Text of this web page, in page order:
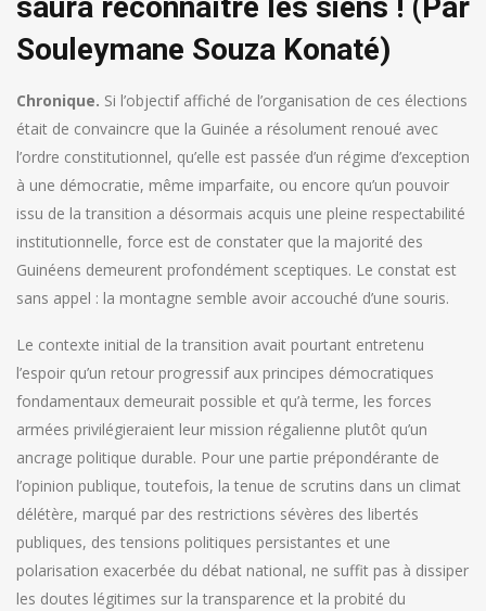
saura reconnaître les siens ! (Par
Souleymane Souza Konaté)
Chronique. Si l’objectif affiché de l’organisation de ces élections
était de convaincre que la Guinée a résolument renoué avec
l’ordre constitutionnel, qu’elle est passée d’un régime d’exception
à une démocratie, même imparfaite, ou encore qu’un pouvoir
issu de la transition a désormais acquis une pleine respectabilité
institutionnelle, force est de constater que la majorité des
Guinéens demeurent profondément sceptiques. Le constat est
sans appel : la montagne semble avoir accouché d’une souris.
Le contexte initial de la transition avait pourtant entretenu
l’espoir qu’un retour progressif aux principes démocratiques
fondamentaux demeurait possible et qu’à terme, les forces
armées privilégieraient leur mission régalienne plutôt qu’un
ancrage politique durable. Pour une partie prépondérante de
l’opinion publique, toutefois, la tenue de scrutins dans un climat
délétère, marqué par des restrictions sévères des libertés
publiques, des tensions politiques persistantes et une
polarisation exacerbée du débat national, ne suffit pas à dissiper
les doutes légitimes sur la transparence et la probité du